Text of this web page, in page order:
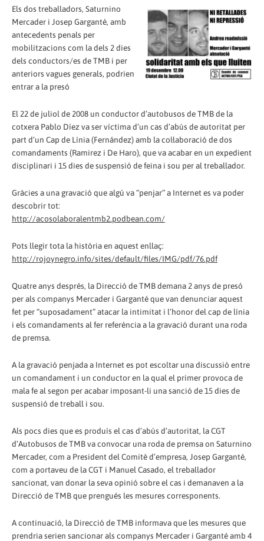
Els dos treballadors, Saturnino
Mercader i Josep Garganté, amb
antecedents penals per
mobilitzacions com la dels 2 dies
dels conductors/es de TMB i per
anteriors vagues generals, podrien
entrar a la presó
El 22 de juliol de 2008 un conductor d’autobusos de TMB de la
cotxera Pablo Díez va ser víctima d’un cas d’abús de autoritat per
part d’un Cap de Línia (Fernández) amb la col·laboració de dos
comandaments (Ramirez i De Haro), que va acabar en un expedient
disciplinari i 15 dies de suspensió de feina i sou per al treballador.
Gràcies a una gravació que algú va “penjar” a Internet es va poder
descobrir tot:
http://acosolaboralentmb2.podbean.com/
Pots llegir tota la història en aquest enllaç:
http://rojoynegro.info/sites/default/files/IMG/pdf/76.pdf
Quatre anys després, la Direcció de TMB demana 2 anys de presó
per als companys Mercader i Garganté que van denunciar aquest
fet per “suposadament” atacar la intimitat i l’honor del cap de línia
i els comandaments al fer referència a la gravació durant una roda
de premsa.
A la gravació penjada a Internet es pot escoltar una discussió entre
un comandament i un conductor en la qual el primer provoca de
mala fe al segon per acabar imposant-li una sanció de 15 dies de
suspensió de treball i sou.
Als pocs dies que es produís el cas d’abús d’autoritat, la CGT
d’Autobusos de TMB va convocar una roda de premsa on Saturnino
Mercader, com a President del Comitè d’empresa, Josep Garganté,
com a portaveu de la CGT i Manuel Casado, el treballador
sancionat, van donar la seva opinió sobre el cas i demanaven a la
Direcció de TMB que prengués les mesures corresponents.
A continuació, la Direcció de TMB informava que les mesures que
prendria serien sancionar als companys Mercader i Garganté amb 4